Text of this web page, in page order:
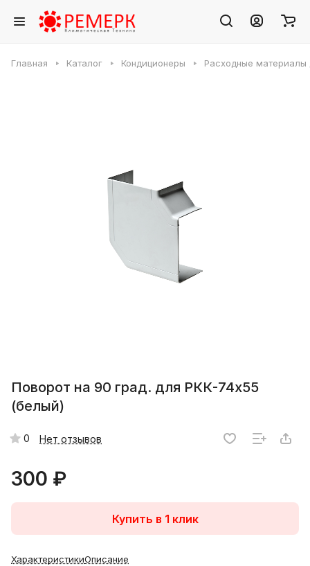
Главная Каталог Кондиционеры Расходные материалы
Поворот на 90 град. для РКК-74х55
(белый)
0 Нет отзывов
300 ₽
Купить в 1 клик
ХарактеристикиОписание